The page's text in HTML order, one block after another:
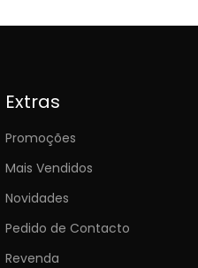
Extras
Promoções
Mais Vendidos
Novidades
Pedido de Contacto
Revenda